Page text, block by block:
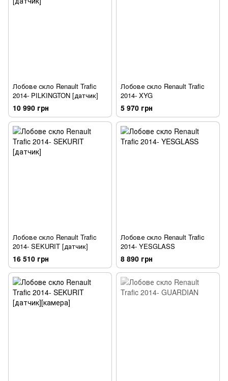
Лобове скло Renault Trafic
2014- PILKINGTON [датчик]
10 990 грн
Лобове скло Renault Trafic
2014- XYG
5 970 грн
Лобове скло Renault Trafic
2014- SEKURIT [датчик]
16 510 грн
Лобове скло Renault Trafic
2014- YESGLASS
8 890 грн